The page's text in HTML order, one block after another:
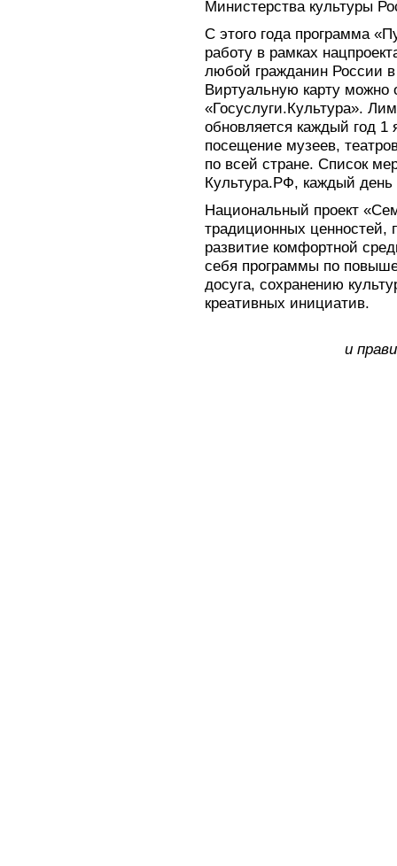
Министерства культуры
С этого года программа
работу в рамках
любой гражданин России в
Виртуальную карту
«Госуслуги.Культура».
обновляется каждый год 1
посещение музеев,
по всей стране. Список
Культура.РФ, каждый день
Национальный проект
традиционных ценностей,
развитие комфортной
себя программы по
досуга, сохранению
креативных инициатив.
и